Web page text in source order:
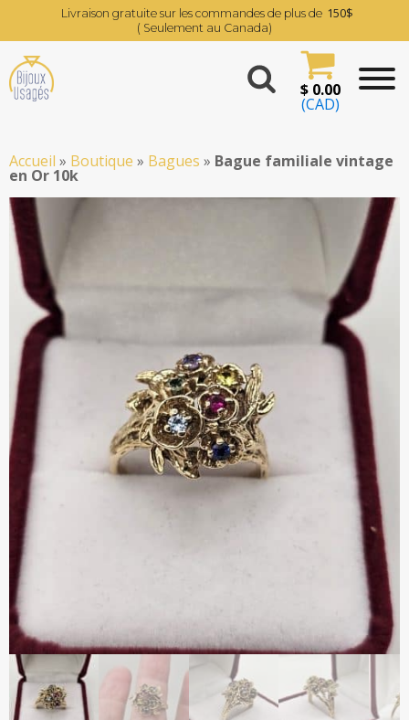
Livraison gratuite sur les commandes de plus de 150$
( Seulement au Canada)
$0.00
(CAD)
Accueil » Boutique » Bagues » Bague familiale vintage
en Or 10k